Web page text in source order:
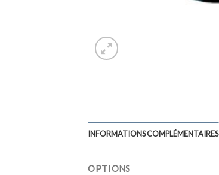
INFORMATIONS COMPLÉMENTAIRES
OPTIONS